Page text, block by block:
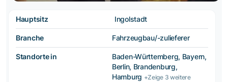
Hauptsitz Ingolstadt
Branche Fahrzeugbau/-zulieferer
Standorte in
Baden-Württemberg, Bayern,
Berlin, Brandenburg,
Hamburg +Zeige 3 weitere